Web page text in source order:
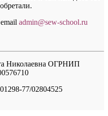
admin@sew-school.ru
Николаевна ОГРНИП
77/02804525